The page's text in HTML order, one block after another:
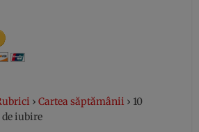
› Cartea săptămânii › 10
iubire